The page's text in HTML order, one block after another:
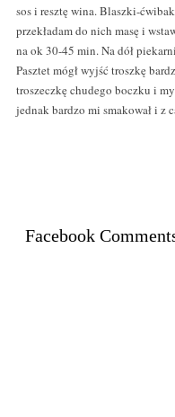
sos i resztę wina. Blaszki-
przekładam do nich masę i
na ok 30-45 min. Na dół
Pasztet mógł wyjść troszkę
troszeczkę chudego boczku i
jednak bardzo mi smakował i z
Facebook